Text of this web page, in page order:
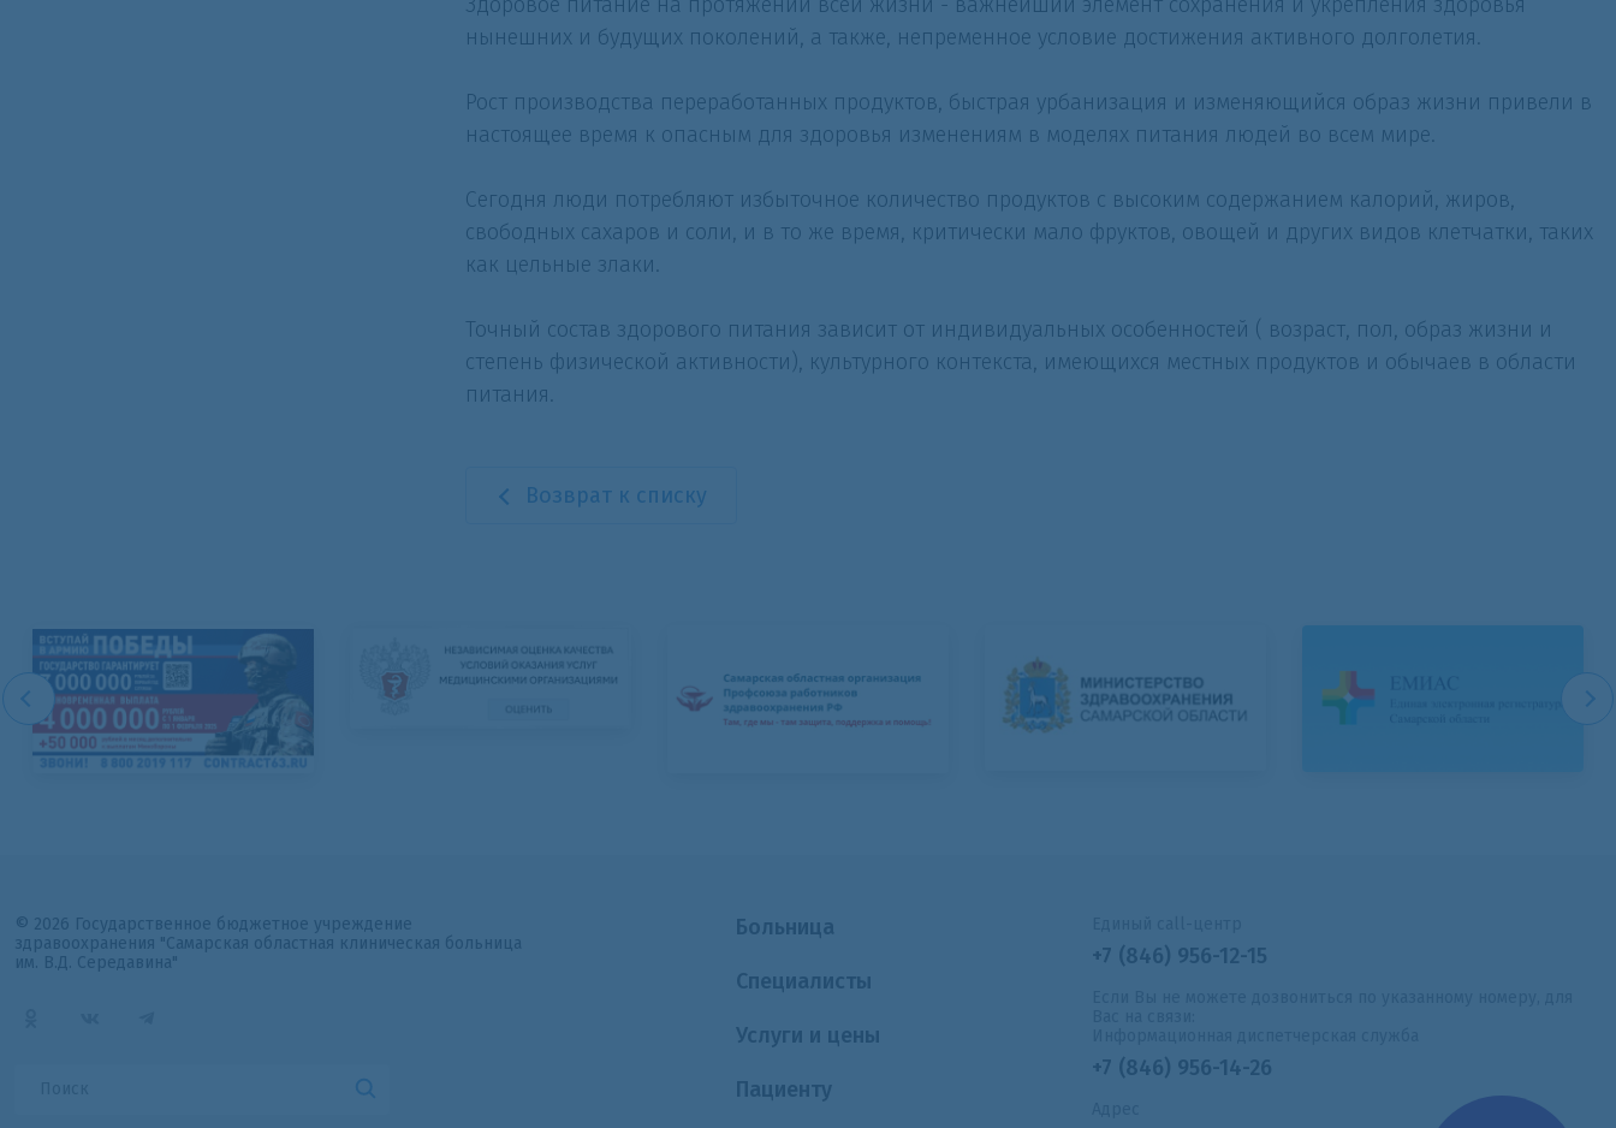
нынешних и будущих поколений, а также, непременное условие достижения активного долголетия.
Рост производства переработанных продуктов, быстрая урбанизация и изменяющийся образ жизни привели в
настоящее время к опасным для здоровья изменениям в моделях питания людей во всем мире.
Сегодня люди потребляют избыточное количество продуктов с высоким содержанием калорий, жиров,
свободных сахаров и соли, и в то же время, критически мало фруктов, овощей и других видов клетчатки, таких
как цельные злаки.
Точный состав здорового питания зависит от индивидуальных особенностей ( возраст, пол, образ жизни и
степень физической активности), культурного контекста, имеющихся местных продуктов и обычаев в области
питания.
Возврат к списку
© 2026 Государственное бюджетное учреждение
здравоохранения "Самарская областная клиническая больница
им. В.Д. Середавина"
Больница
Специалисты
Услуги и цены
Пациенту
+7 (846) 956-12-15
+7 (846) 956-14-26